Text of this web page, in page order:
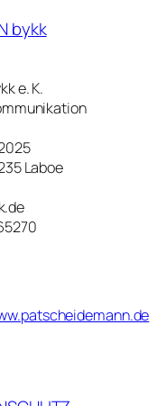
e. K.
Laboe